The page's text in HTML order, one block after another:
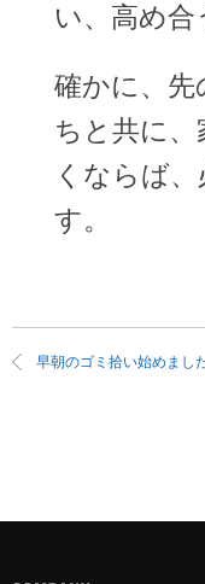
い、高め
確かに、
ちと共に
くならば
す。
早朝のゴミ拾い始めまし